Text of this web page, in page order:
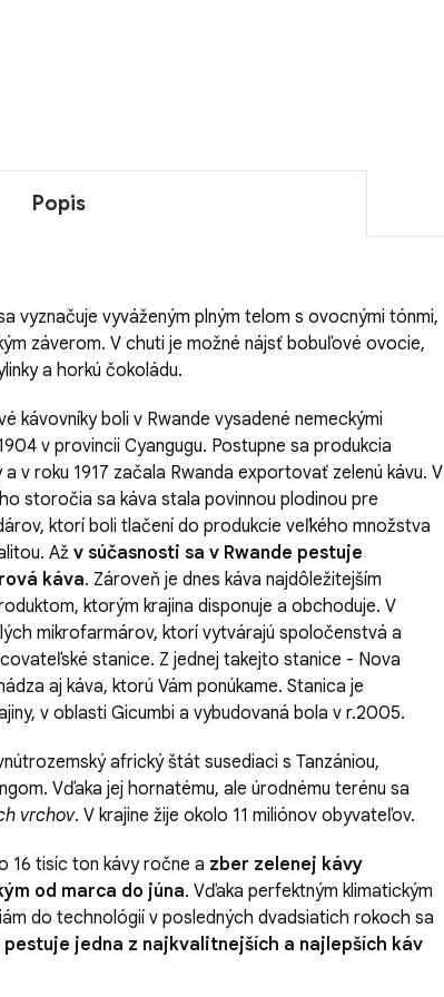
Popis
vyznačuje vyváženým plným telom s ovocnými tónmi,
záverom. V chuti je možné nájsť bobuľové ovocie,
a horkú čokoládu.
kávovníky boli v Rwande vysadené nemeckými
v provincii Cyangugu. Postupne sa produkcia
v roku 1917 začala Rwanda exportovať zelenú kávu. V
storočia sa káva stala povinnou plodinou pre
ktorí boli tlačení do produkcie veľkého množstva
Až v súčasnosti sa v Rwande pestuje
káva. Zároveň je dnes káva najdôležitejším
ktorým krajina disponuje a obchoduje. V
mikrofarmárov, ktorí vytvárajú spoločenstvá a
stanice. Z jednej takejto stanice - Nova
aj káva, ktorú Vám ponúkame. Stanica je
v oblasti Gicumbi a vybudovaná bola v r.2005.
africký štát susediaci s Tanzániou,
Vďaka jej hornatému, ale úrodnému terénu sa
vrchov. V krajine žije okolo 11 miliónov obyvateľov.
16 tisíc ton kávy ročne a zber zelenej kávy
od marca do júna. Vďaka perfektným klimatickým
do technológií v posledných dvadsiatich rokoch sa
pestuje jedna z najkvalitnejších a najlepších káv